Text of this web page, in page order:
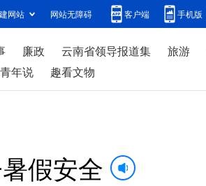
网站 网站无障碍 客户端 手机版
廉政 云南省领导报道集 旅游
年说
趣看文物
假安全